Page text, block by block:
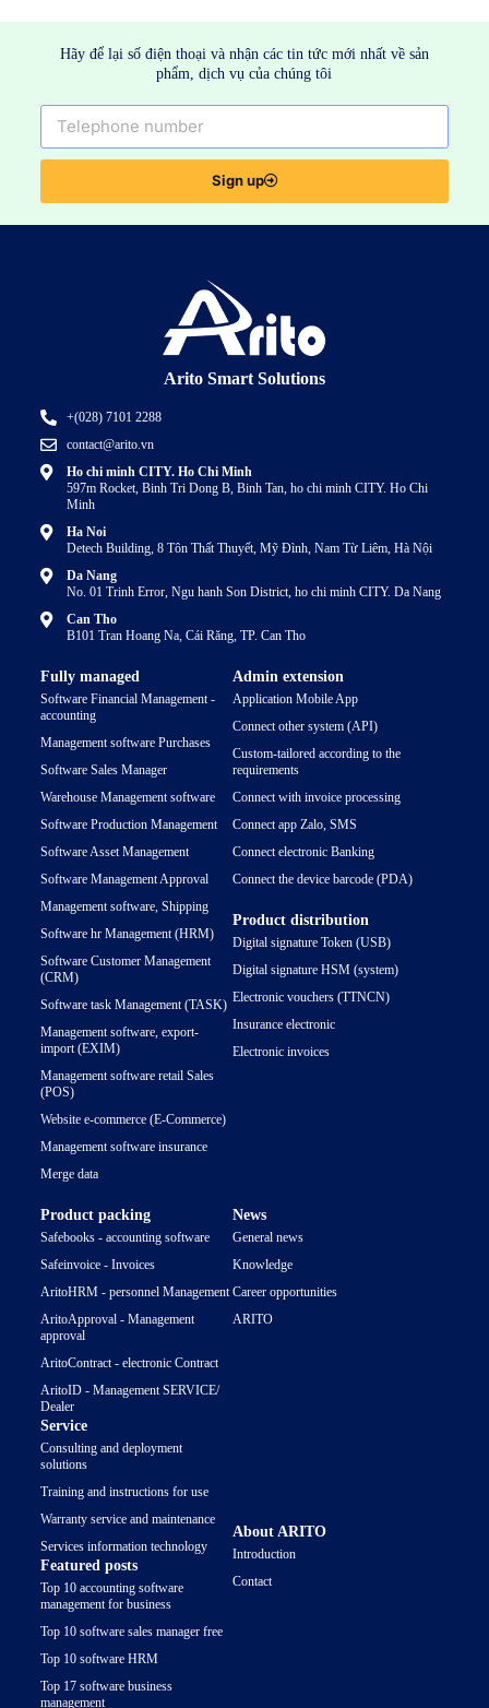
Hãy để lại số điện thoại và nhận các tin tức mới nhất về sản
phẩm, dịch vụ của chúng tôi
Sign up
Arito Smart Solutions
+(028) 7101 2288
contact@arito.vn
Ho chi minh CITY. Ho Chi Minh
597m Rocket, Binh Tri Dong B, Binh Tan, ho chi minh CITY. Ho Chi
Minh
Ha Noi
Detech Building, 8 Tôn Thất Thuyết, Mỹ Đình, Nam Từ Liêm, Hà Nội
Da Nang
No. 01 Trinh Error, Ngu hanh Son District, ho chi minh CITY. Da Nang
Can Tho
B101 Tran Hoang Na, Cái Răng, TP. Can Tho
Fully managed
Software Financial Management -
accounting
Management software Purchases
Software Sales Manager
Warehouse Management software
Software Production Management
Software Asset Management
Software Management Approval
Management software, Shipping
Software hr Management (HRM)
Software Customer Management
(CRM)
Software task Management (TASK)
Management software, export-
import (EXIM)
Management software retail Sales
(POS)
Website e-commerce (E-Commerce)
Management software insurance
Merge data
Admin extension
Application Mobile App
Connect other system (API)
Custom-tailored according to the
requirements
Connect with invoice processing
Connect app Zalo, SMS
Connect electronic Banking
Connect the device barcode (PDA)
Product distribution
Digital signature Token (USB)
Digital signature HSM (system)
Electronic vouchers (TTNCN)
Insurance electronic
Electronic invoices
Product packing
Safebooks - accounting software
Safeinvoice - Invoices
AritoHRM - personnel Management
AritoApproval - Management
approval
AritoContract - electronic Contract
AritoID - Management SERVICE/
Dealer
Service
Consulting and deployment
solutions
Training and instructions for use
Warranty service and maintenance
Services information technology
Featured posts
Top 10 accounting software
management for business
Top 10 software sales manager free
Top 10 software HRM
Top 17 software business
management
News
General news
Knowledge
Career opportunities
ARITO
About ARITO
Introduction
Contact